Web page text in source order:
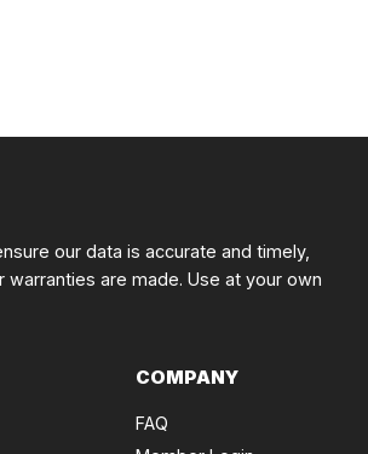
our data is accurate and timely,
warranties are made. Use at your own
COMPANY
FAQ